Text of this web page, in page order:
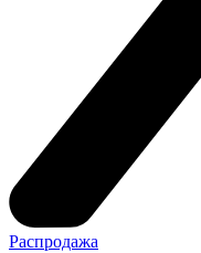
Распродажа